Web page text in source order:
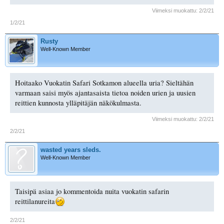
Viimeksi muokattu: 2/2/21
1/2/21
Rusty
Well-Known Member
Hoitaako Vuokatin Safari Sotkamon alueella uria? Sieltähän
varmaan saisi myös ajantasaista tietoa noiden urien ja uusien
reittien kunnosta ylläpitäjän näkökulmasta.
Viimeksi muokattu: 2/2/21
2/2/21
wasted years sleds.
Well-Known Member
Taisipä asiaa jo kommentoida nuita vuokatin safarin
reittilanureita
2/2/21